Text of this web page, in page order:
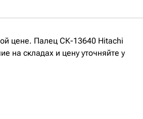
цене. Палец СК-13640 Hitachi
на складах и цену уточняйте у